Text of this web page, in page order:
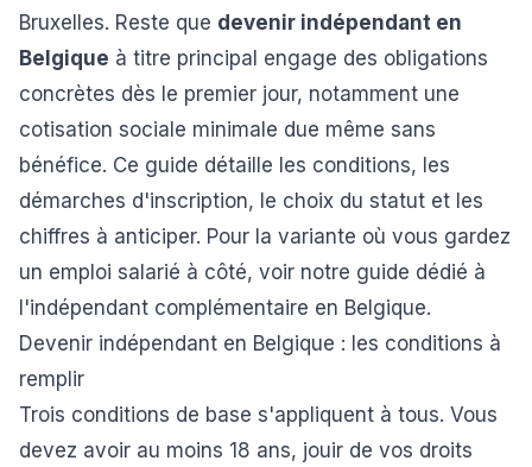
Bruxelles. Reste que devenir indépendant en
Belgique à titre principal engage des obligations
concrètes dès le premier jour, notamment une
cotisation sociale minimale due même sans
bénéfice. Ce guide détaille les conditions, les
démarches d'inscription, le choix du statut et les
chiffres à anticiper. Pour la variante où vous gardez
un emploi salarié à côté, voir notre guide dédié à
l'indépendant complémentaire en Belgique.
Devenir indépendant en Belgique : les conditions à
remplir
Trois conditions de base s'appliquent à tous. Vous
devez avoir au moins 18 ans, jouir de vos droits